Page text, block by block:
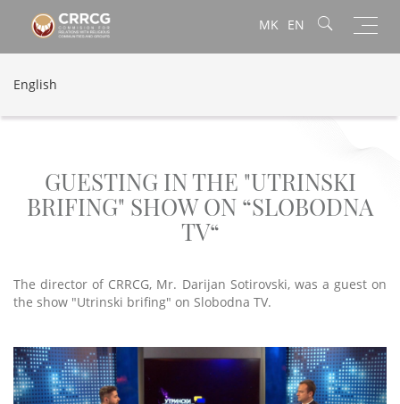
MK EN
English
GUESTING IN THE "UTRINSKI
BRIFING" SHOW ON “SLOBODNA
TV“
The director of CRRCG, Mr. Darijan Sotirovski, was a guest on
the show "Utrinski brifing" on Slobodna TV.